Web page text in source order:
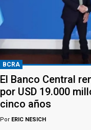
BCRA
El Banco Central
por USD 19.000
cinco años
Por ERIC NESICH